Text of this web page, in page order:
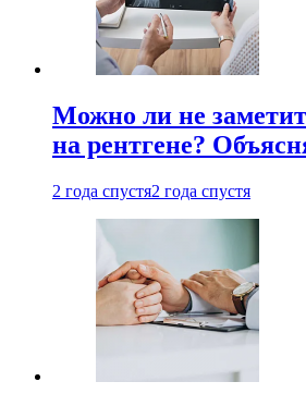
Можно ли не
на рентгене?
2 года спустя2 года спустя